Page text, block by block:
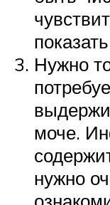
Нужно
моче.
нужно